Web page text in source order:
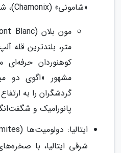
«شامونی» (Chamonix)، شهرت جهانی دارد.
متر، بلندترین قله
کوهنوردان
پانورامیک و
شرقی ایتالیا، با